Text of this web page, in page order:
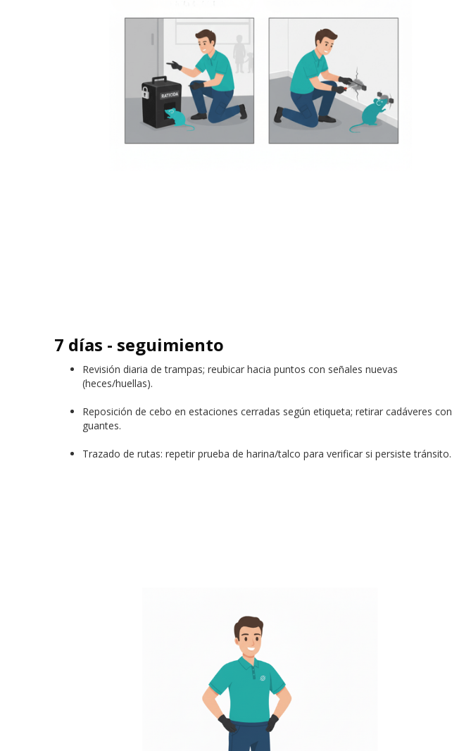
7 días - seguimiento
Revisión diaria de trampas; reubicar hacia puntos con señales nuevas
(heces/huellas).
Reposición de cebo en estaciones cerradas según etiqueta; retirar cadáveres con
guantes.
Trazado de rutas: repetir prueba de harina/talco para verificar si persiste tránsito.